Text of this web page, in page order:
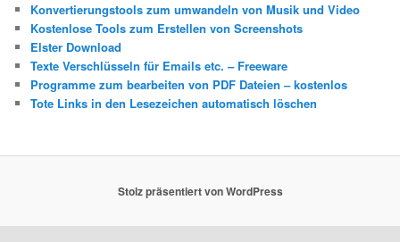
Konvertierungstools zum umwandeln von Musik und Video
Kostenlose Tools zum Erstellen von Screenshots
Elster Download
Texte Verschlüsseln für Emails etc. – Freeware
Programme zum bearbeiten von PDF Dateien – kostenlos
Tote Links in den Lesezeichen automatisch löschen
Stolz präsentiert von WordPress